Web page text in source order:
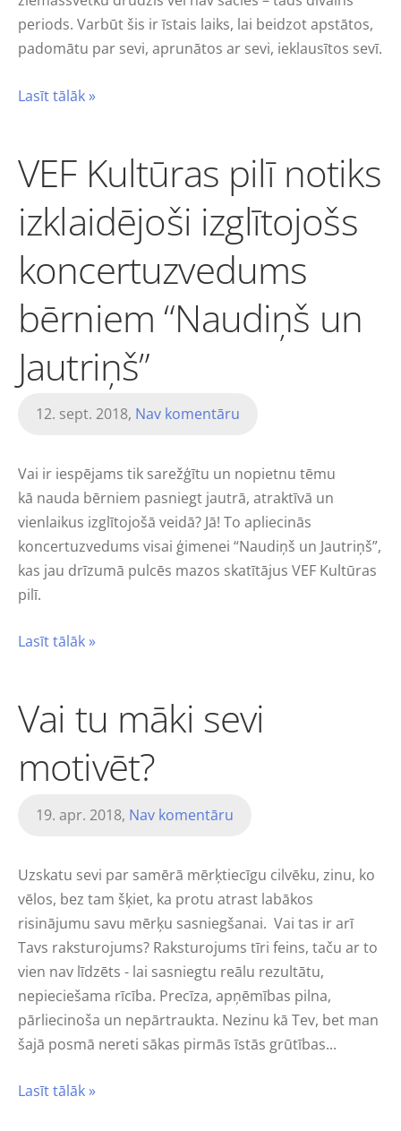
periods. Varbūt šis ir īstais laiks, lai beidzot apstātos,
padomātu par sevi, aprunātos ar sevi, ieklausītos sevī.
Lasīt tālāk »
VEF Kultūras pilī notiks
izklaidējoši izglītojošs
koncertuzvedums
bērniem “Naudiņš un
Jautriņš”
12. sept. 2018, Nav komentāru
Vai ir iespējams tik sarežģītu un nopietnu tēmu
kā nauda bērniem pasniegt jautrā, atraktīvā un
vienlaikus izglītojošā veidā? Jā! To apliecinās
koncertuzvedums visai ģimenei “Naudiņš un Jautriņš”,
kas jau drīzumā pulcēs mazos skatītājus VEF Kultūras
pilī.
Lasīt tālāk »
Vai tu māki sevi
motivēt?
19. apr. 2018, Nav komentāru
Uzskatu sevi par samērā mērķtiecīgu cilvēku, zinu, ko
vēlos, bez tam šķiet, ka protu atrast labākos
risinājumu savu mērķu sasniegšanai. Vai tas ir arī
Tavs raksturojums? Raksturojums tīri feins, taču ar to
vien nav līdzēts - lai sasniegtu reālu rezultātu,
nepieciešama rīcība. Precīza, apņēmības pilna,
pārliecinoša un nepārtraukta. Nezinu kā Tev, bet man
šajā posmā nereti sākas pirmās īstās grūtības...
Lasīt tālāk »